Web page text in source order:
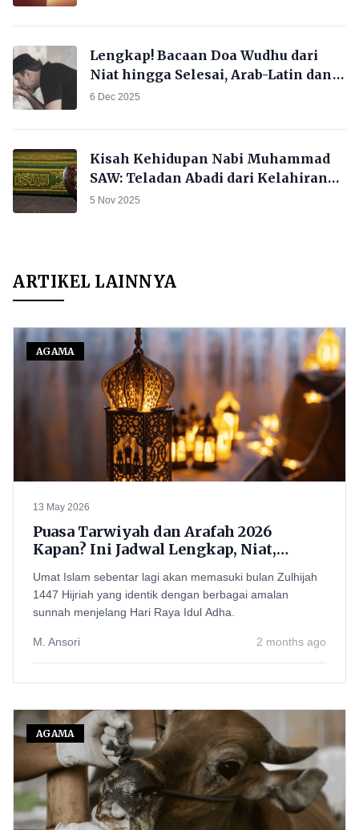
Lengkap! Bacaan Doa Wudhu dari
Niat hingga Selesai, Arab-Latin dan
Artinya
6 Dec 2025
Kisah Kehidupan Nabi Muhammad
SAW: Teladan Abadi dari Kelahiran
hingga Wafat
5 Nov 2025
ARTIKEL LAINNYA
AGAMA
13 May 2026
Puasa Tarwiyah dan Arafah 2026
Kapan? Ini Jadwal Lengkap, Niat,
Umat Islam sebentar lagi akan memasuki bulan Zulhijah
1447 Hijriah yang identik dengan berbagai amalan
sunnah menjelang Hari Raya Idul Adha.
M. Ansori 2 months ago
AGAMA